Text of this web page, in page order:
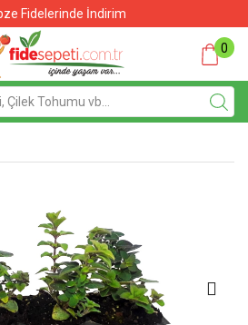
Fidelerinde İndirim
0